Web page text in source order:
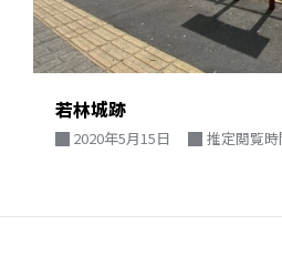
若林城跡
2020年5月15日 推定閲覧